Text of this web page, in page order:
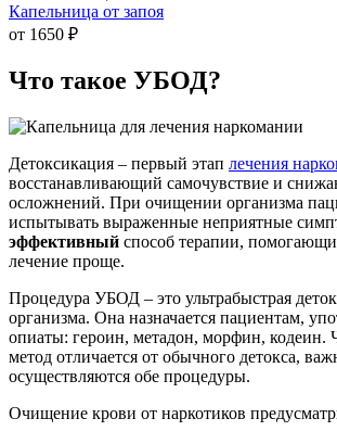
Капельница от запоя
от 1650 ₽
Что такое УБОД?
Детоксикация – первый этап лечения
восстанавливающий самочувствие и
осложнений. При очищении организма
испытывать выраженные неприятные
эффективный способ терапии,
лечение проще.
Процедура УБОД – это ультрабыстрая
организма. Она назначается пациентам,
опиаты: героин, метадон, морфин, кодеин.
метод отличается от обычного детокса,
осуществляются обе процедуры.
Очищение крови от наркотиков